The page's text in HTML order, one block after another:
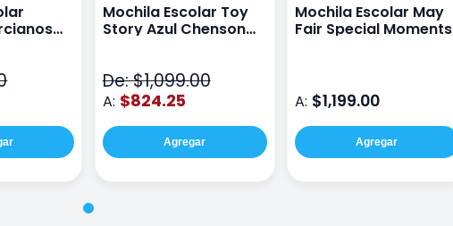
Mochila Escolar Toy
Story Azul Chenson
De: $1,099.00
A: $824.25
Agregar
Mochila Escolar May
Fair Special Moments
A: $1,199.00
Agregar